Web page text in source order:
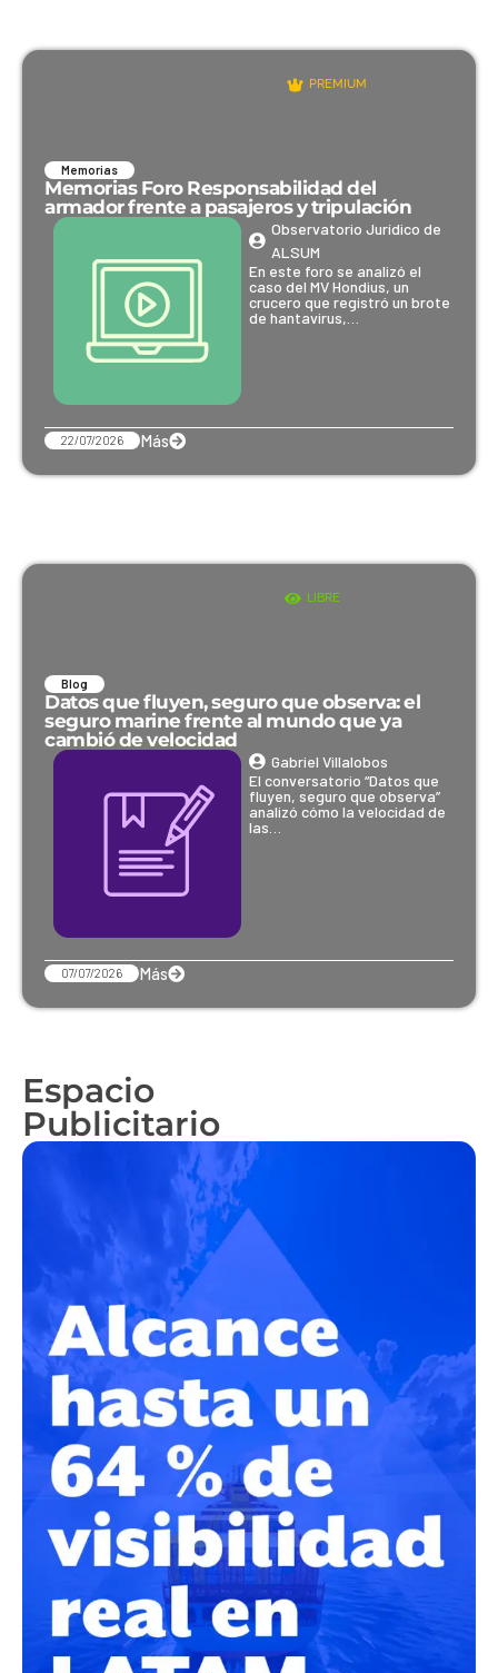
PREMIUM
Memorias
Memorias Foro Responsabilidad del
armador frente a pasajeros y tripulación
Observatorio Jurídico de
ALSUM
En este foro se analizó el
caso del MV Hondius, un
crucero que registró un brote
de hantavirus,…
22/07/2026 Más
LIBRE
Blog
Datos que fluyen, seguro que observa: el
seguro marine frente al mundo que ya
cambió de velocidad
Gabriel Villalobos
El conversatorio “Datos que
fluyen, seguro que observa”
analizó cómo la velocidad de
las…
07/07/2026 Más
Espacio
Publicitario